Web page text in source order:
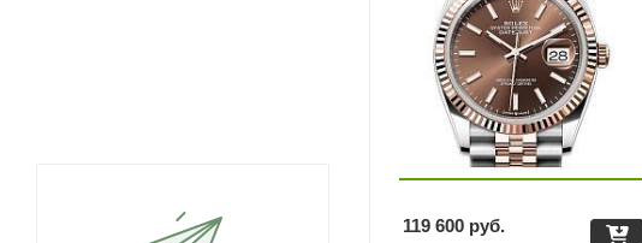
119 600 руб.